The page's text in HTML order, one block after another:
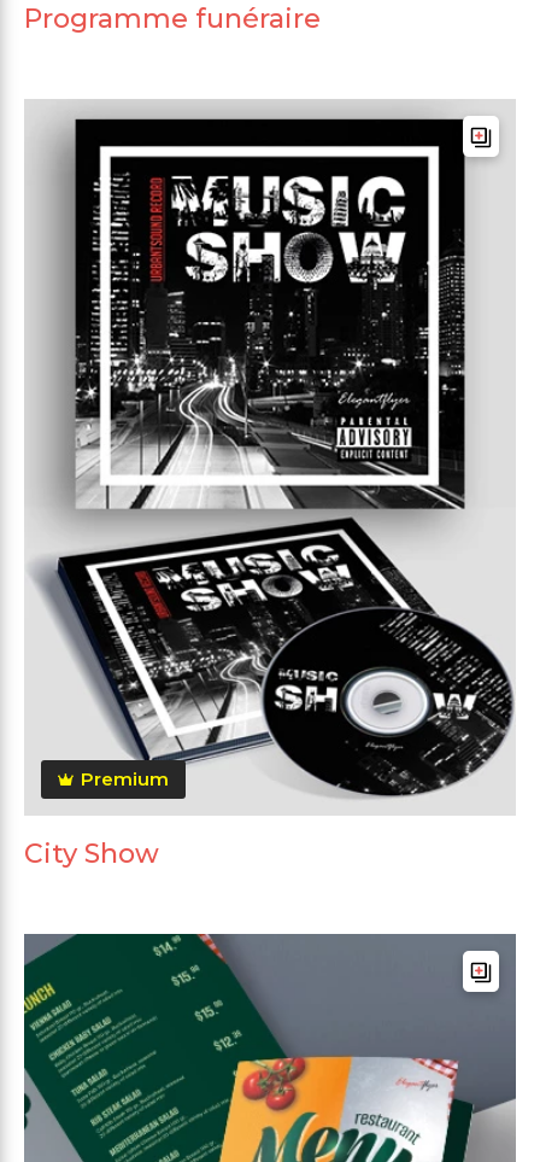
Programme funéraire
Premium
City Show